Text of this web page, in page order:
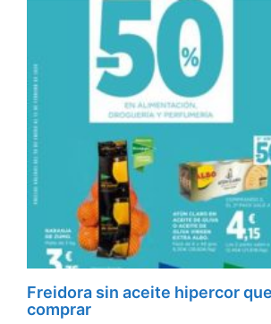
Freidora sin aceite hipercor
comprar